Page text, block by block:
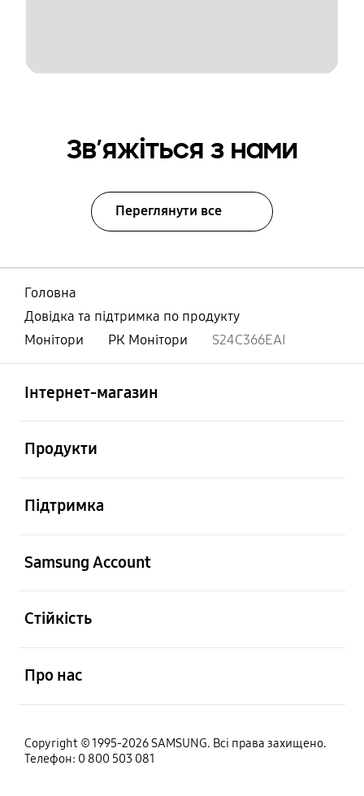
Зв’яжіться з нами
Переглянути все
Головна
Довідка та підтримка по продукту
Монітори
РК Монітори S24C366EAI
Інтернет-магазин
Продукти
Підтримка
Samsung Account
Стійкість
Про нас
Copyright © 1995-2026 SAMSUNG. Всі права захищено.
Телефон: 0 800 503 081